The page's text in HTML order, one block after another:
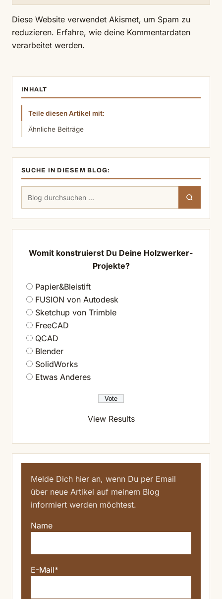
Diese Website verwendet Akismet, um Spam zu
reduzieren. Erfahre, wie deine Kommentardaten
verarbeitet werden.
INHALT
Teile diesen Artikel mit:
Ähnliche Beiträge
SUCHE IN DIESEM BLOG:
Suchen
Womit konstruierst Du Deine Holzwerker-
Projekte?
Papier&Bleistift
FUSION von Autodesk
Sketchup von Trimble
FreeCAD
QCAD
Blender
SolidWorks
Etwas Anderes
View Results
Melde Dich hier an, wenn Du per Email
über neue Artikel auf meinem Blog
informiert werden möchtest.
Name
E-Mail*